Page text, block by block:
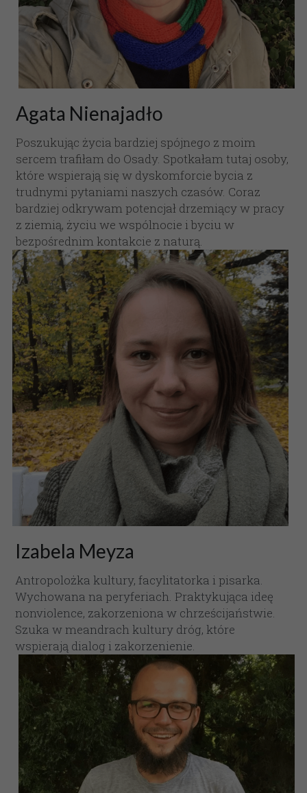
Agata Nienajadło
Poszukując życia bardziej spójnego z moim
sercem trafiłam do Osady. Spotkałam tutaj osoby,
które wspierają się w dyskomforcie bycia z
trudnymi pytaniami naszych czasów. Coraz
bardziej odkrywam potencjał drzemiący w pracy
z ziemią, życiu we wspólnocie i byciu w
bezpośrednim kontakcie z naturą.
Izabela Meyza
Antropolożka kultury, facylitatorka i pisarka.
Wychowana na peryferiach. Praktykująca ideę
nonviolence, zakorzeniona w chrześcijaństwie.
Szuka w meandrach kultury dróg, które
wspierają dialog i zakorzenienie.